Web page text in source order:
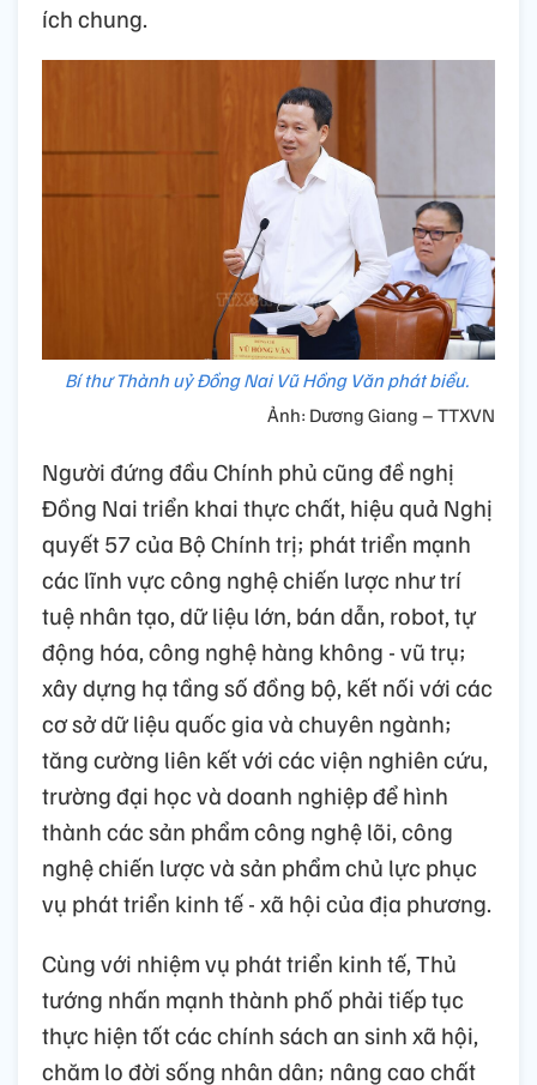
ích chung.
Bí thư Thành uỷ Đồng Nai Vũ Hồng Văn phát biểu.
Ảnh: Dương Giang – TTXVN
Người đứng đầu Chính phủ cũng đề nghị
Đồng Nai triển khai thực chất, hiệu quả Nghị
quyết 57 của Bộ Chính trị; phát triển mạnh
các lĩnh vực công nghệ chiến lược như trí
tuệ nhân tạo, dữ liệu lớn, bán dẫn, robot, tự
động hóa, công nghệ hàng không - vũ trụ;
xây dựng hạ tầng số đồng bộ, kết nối với các
cơ sở dữ liệu quốc gia và chuyên ngành;
tăng cường liên kết với các viện nghiên cứu,
trường đại học và doanh nghiệp để hình
thành các sản phẩm công nghệ lõi, công
nghệ chiến lược và sản phẩm chủ lực phục
vụ phát triển kinh tế - xã hội của địa phương.
Cùng với nhiệm vụ phát triển kinh tế, Thủ
tướng nhấn mạnh thành phố phải tiếp tục
thực hiện tốt các chính sách an sinh xã hội,
chăm lo đời sống nhân dân; nâng cao chất